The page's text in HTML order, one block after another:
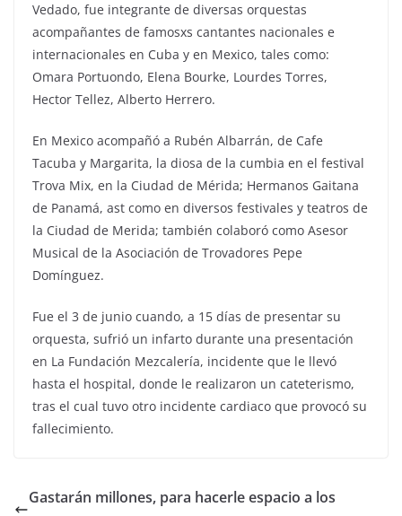
Vedado, fue integrante de diversas orquestas
acompañantes de famosxs cantantes nacionales e
internacionales en Cuba y en Mexico, tales como:
Omara Portuondo, Elena Bourke, Lourdes Torres,
Hector Tellez, Alberto Herrero.
En Mexico acompañó a Rubén Albarrán, de Cafe
Tacuba y Margarita, la diosa de la cumbia en el festival
Trova Mix, en la Ciudad de Mérida; Hermanos Gaitana
de Panamá, ast como en diversos festivales y teatros de
la Ciudad de Merida; también colaboró como Asesor
Musical de la Asociación de Trovadores Pepe
Domínguez.
Fue el 3 de junio cuando, a 15 días de presentar su
orquesta, sufrió un infarto durante una presentación
en La Fundación Mezcalería, incidente que le llevó
hasta el hospital, donde le realizaron un cateterismo,
tras el cual tuvo otro incidente cardiaco que provocó su
fallecimiento.
Gastarán millones, para hacerle espacio a los